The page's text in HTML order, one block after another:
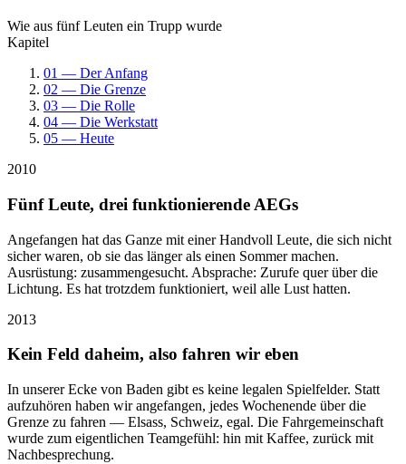
Wie aus fünf Leuten ein Trupp wurde
Kapitel
01 — Der Anfang
02 — Die Grenze
03 — Die Rolle
04 — Die Werkstatt
05 — Heute
2010
Fünf Leute, drei funktionierende AEGs
Angefangen hat das Ganze mit einer Handvoll Leute, die sich nicht
sicher waren, ob sie das länger als einen Sommer machen.
Ausrüstung: zusammengesucht. Absprache: Zurufe quer über die
Lichtung. Es hat trotzdem funktioniert, weil alle Lust hatten.
2013
Kein Feld daheim, also fahren wir eben
In unserer Ecke von Baden gibt es keine legalen Spielfelder. Statt
aufzuhören haben wir angefangen, jedes Wochenende über die
Grenze zu fahren — Elsass, Schweiz, egal. Die Fahrgemeinschaft
wurde zum eigentlichen Teamgefühl: hin mit Kaffee, zurück mit
Nachbesprechung.